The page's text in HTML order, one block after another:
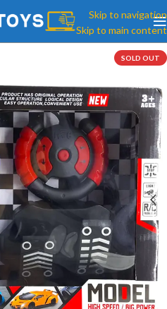
Skip to navigation
Skip to main content
SOLD OUT